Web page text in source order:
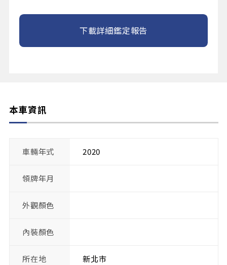
下載詳細鑑定報告
本車資訊
車輛年式 2020
領牌年月
外觀顏色
內裝顏色
所在地 新北市